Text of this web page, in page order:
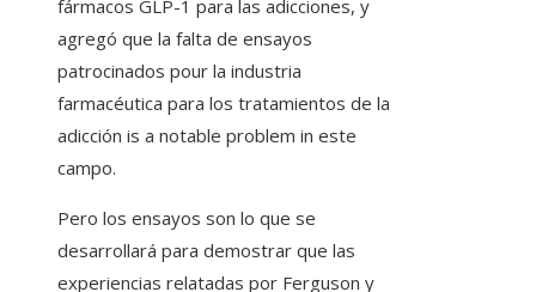
fármacos GLP-1 para las adicciones, y
agregó que la falta de ensayos
patrocinados pour la industria
farmacéutica para los tratamientos de la
adicción is a notable problem in este
campo.
Pero los ensayos son lo que se
desarrollará para demostrar que las
experiencias relatadas por Ferguson y